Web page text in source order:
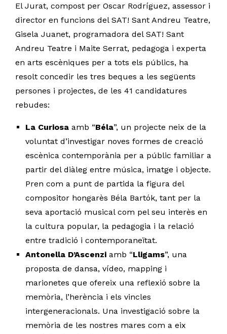
El Jurat, compost per Oscar Rodríguez, assessor i
director en funcions del SAT! Sant Andreu Teatre,
Gisela Juanet, programadora del SAT! Sant
Andreu Teatre i Maite Serrat, pedagoga i experta
en arts escèniques per a tots els públics, ha
resolt concedir les tres beques a les següents
persones i projectes, de les 41 candidatures
rebudes:
La Curiosa amb “Béla”, un projecte neix de la
voluntat d’investigar noves formes de creació
escènica contemporània per a públic familiar a
partir del diàleg entre música, imatge i objecte.
Pren com a punt de partida la figura del
compositor hongarès Béla Bartók, tant per la
seva aportació musical com pel seu interès en
la cultura popular, la pedagogia i la relació
entre tradició i contemporaneïtat.
Antonella D’Ascenzi amb “Lligams”, una
proposta de dansa, vídeo, mapping i
marionetes que ofereix una reflexió sobre la
memòria, l’herència i els vincles
intergeneracionals. Una investigació sobre la
memòria de les nostres mares com a eix